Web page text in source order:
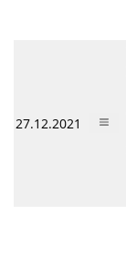
27.12.2021